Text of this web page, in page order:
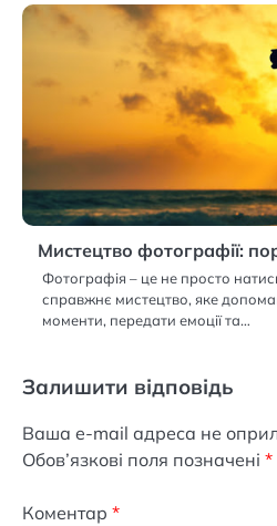
Мистецтво фотографії:
Фотографія – це не просто
справжнє мистецтво, яке
моменти, передати емоції та…
Залишити відповідь
Ваша e-mail адреса не
Обов’язкові поля позначені *
Коментар *